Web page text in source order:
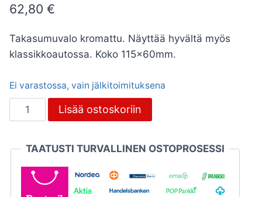
62,80 €
Takasumuvalo kromattu. Näyttää hyvältä myös
klassikkoautossa. Koko 115x60mm.
Ei varastossa, vain jälkitoimituksena
Takasumuvalo
kromattu
Lisää ostoskoriin
TAATUSTI TURVALLINEN OSTOPROSESSI